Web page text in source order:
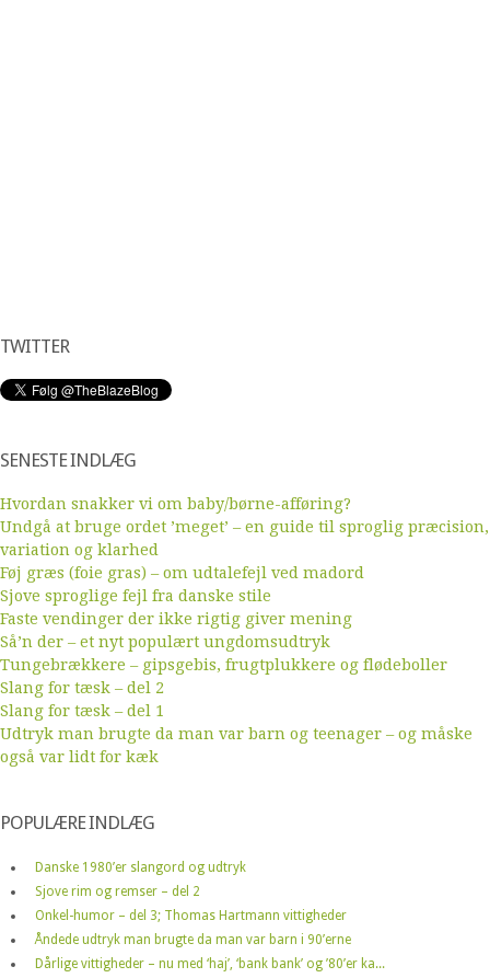
TWITTER
SENESTE INDLÆG
Hvordan snakker vi om baby/børne-afføring?
Undgå at bruge ordet ’meget’ – en guide til sproglig præcision,
variation og klarhed
Føj græs (foie gras) – om udtalefejl ved madord
Sjove sproglige fejl fra danske stile
Faste vendinger der ikke rigtig giver mening
Så’n der – et nyt populært ungdomsudtryk
Tungebrækkere – gipsgebis, frugtplukkere og flødeboller
Slang for tæsk – del 2
Slang for tæsk – del 1
Udtryk man brugte da man var barn og teenager – og måske
også var lidt for kæk
POPULÆRE INDLÆG
Danske 1980’er slangord og udtryk
Sjove rim og remser – del 2
Onkel-humor – del 3; Thomas Hartmann vittigheder
Åndede udtryk man brugte da man var barn i 90’erne
Dårlige vittigheder – nu med ‘haj’, ‘bank bank’ og ’80’er ka...